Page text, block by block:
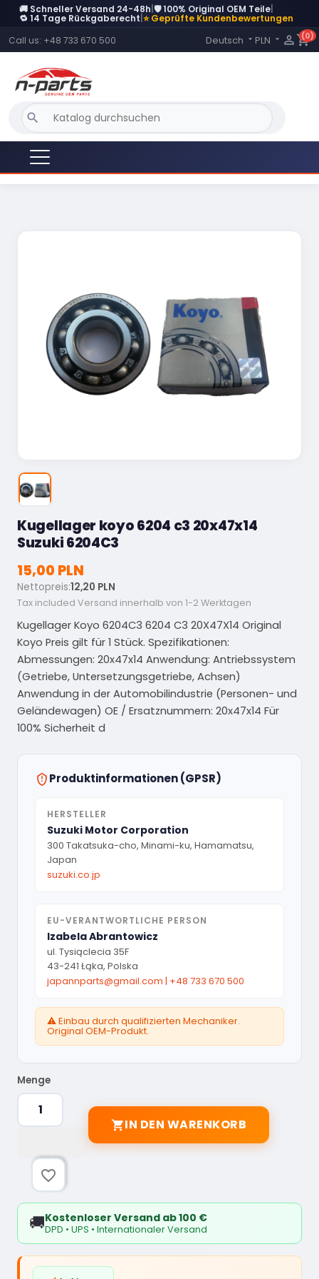
🚚 Schneller Versand 24-48h 🛡️ 100% Original OEM Teile
🔁 14 Tage Rückgaberecht ⭐ Geprüfte Kundenbewertungen
Call us: +48 733 670 500 Language:
Deutsch  PLN   shopping_cart
(0)
search
Kugellager koyo 6204 c3 20x47x14
Suzuki 6204C3
15,00 PLN
Nettopreis:12,20 PLN
Tax included Versand innerhalb von 1-2 Werktagen
Kugellager Koyo 6204C3 6204 C3 20X47X14 Original
Koyo Preis gilt für 1 Stück. Spezifikationen:
Abmessungen: 20x47x14 Anwendung: Antriebssystem
(Getriebe, Untersetzungsgetriebe, Achsen)
Anwendung in der Automobilindustrie (Personen- und
Geländewagen) OE / Ersatznummern: 20x47x14 Für
100% Sicherheit d
Produktinformationen (GPSR)
HERSTELLER
Suzuki Motor Corporation
300 Takatsuka-cho, Minami-ku, Hamamatsu,
Japan
suzuki.co.jp
EU-VERANTWORTLICHE PERSON
Izabela Abrantowicz
ul. Tysiąclecia 35F
43-241 Łąka, Polska
japannparts@gmail.com | +48 733 670 500
⚠️ Einbau durch qualifizierten Mechaniker.
Original OEM-Produkt.
Menge
IN DEN WARENKORB
favorite_border
🚚Kostenloser Versand ab 100 €
DPD • UPS • Internationaler Versand